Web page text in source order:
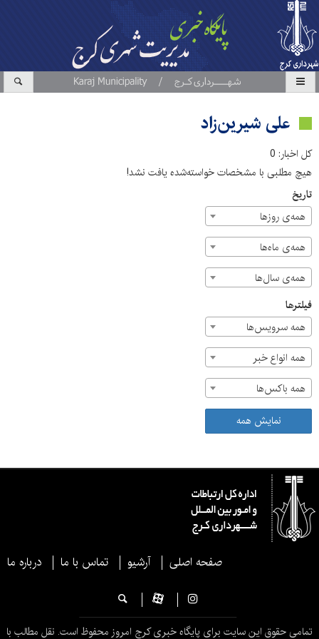
علی شیرین‌زاد
کل اخبار: 0
هیچ مطلبی با مشخصات خواسته‌شده یافت نشد!
تاریخ
همه‌ی روزها
همه‌ی ماه‌ها
همه‌ی سال‌ها
فیلترها
همه سرویس‌ها
همه انواع خبر
همه باکس‌ها
نمایش همه
صفحه اصلی آرشیو تماس با ما درباره ما
تمامی حقوق این سایت برای پایگاه خبری کرج امروز محفوظ است. نقل مطالب با